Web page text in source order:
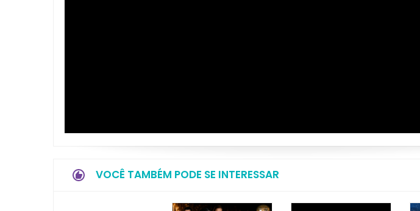
VOCÊ TAMBÉM PODE SE INTERESSAR